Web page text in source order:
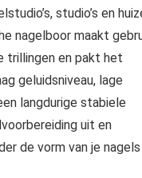
studio’s en
nagelboor maakt
trillingen en pakt het
geluidsniveau, lage
langdurige stabiele
uit en
de vorm van je nagels